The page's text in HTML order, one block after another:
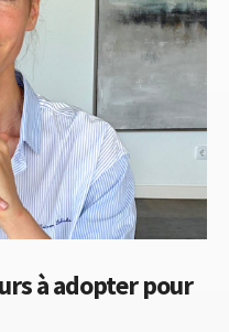
à adopter pour